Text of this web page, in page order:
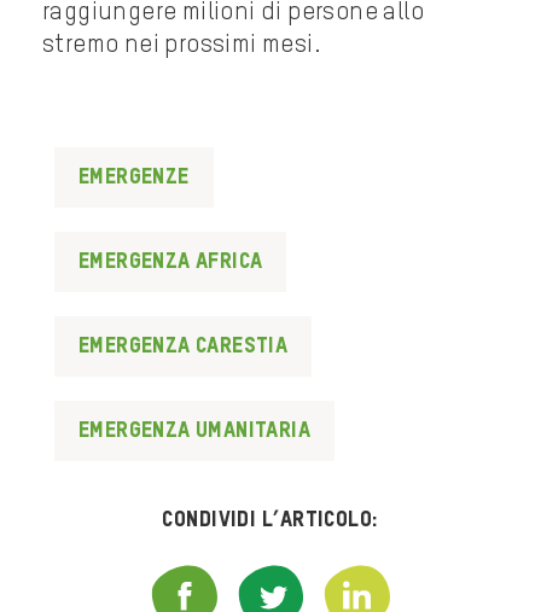
raggiungere milioni di persone allo
stremo nei prossimi mesi.
Emergenze
emergenza africa
emergenza carestia
emergenza umanitaria
Condividi l’articolo: